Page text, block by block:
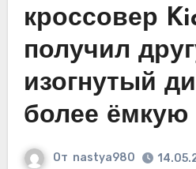
кроссовер
получил
изогнутый
более ёмкую
От nastya980